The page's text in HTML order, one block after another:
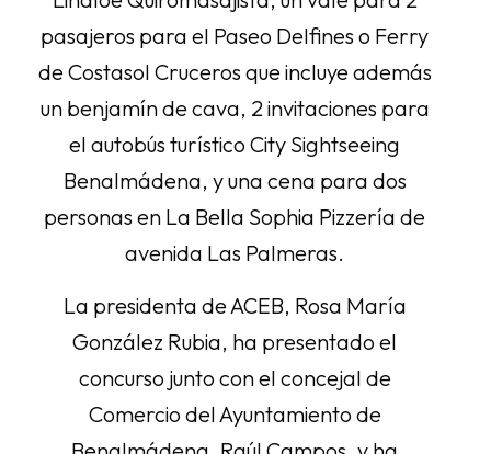
pasajeros para el Paseo Delfines o Ferry
de Costasol Cruceros que incluye además
un benjamín de cava, 2 invitaciones para
el autobús turístico City Sightseeing
Benalmádena, y una cena para dos
personas en La Bella Sophia Pizzería de
avenida Las Palmeras.
La presidenta de ACEB, Rosa María
González Rubia, ha presentado el
concurso junto con el concejal de
Comercio del Ayuntamiento de